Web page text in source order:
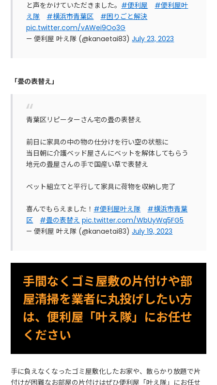
と声をかけていただきました。 #便利屋
#便利屋叶
え隊
#横浜市青葉区
#困りごと解決
pic.twitter.com/vAWei9Oo3G
— 便利屋 叶え隊 (@kanaetai83)July 23, 2023
「畳の表替え」
青葉区リピーターさん宅の畳の表替え
前日に家具の中の物の仕分けを行い空の状態に
当日朝に介護ベッド屋さんにベットを解体してもらう
地元の畳屋さんの手で国産い草で表替え
ベット組立てと平行して家具に荷物を収納し完了
喜んでもらえました！ #便利屋叶え隊
#横浜市青葉
区
#畳の表替え pic.twitter.com/WbUyWq5FG5
— 便利屋 叶え隊 (@kanaetai83)July 19, 2023
手間なくゴミ屋敷の片付けや部
屋清掃を業者に丸投げしたい方
は、便利屋「叶え隊」にお任せ
ください
手に負えなくなったゴミ屋敷化したお家や、散らかり放題で片
付けが困難なお部屋の片付けはぜひ便利屋「叶え隊」にお任せ